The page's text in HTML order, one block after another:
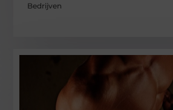
Bedrijven